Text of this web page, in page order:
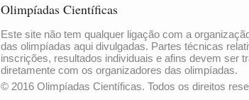
Olimpíadas Científicas
Este site não tem qualquer ligação com a
das olimpíadas aqui divulgadas. Partes técnicas
inscrições, resultados individuais e afins devem ser
diretamente com os organizadores das olimpíadas.
© 2016 Olimpíadas Científicas. Todos os direitos